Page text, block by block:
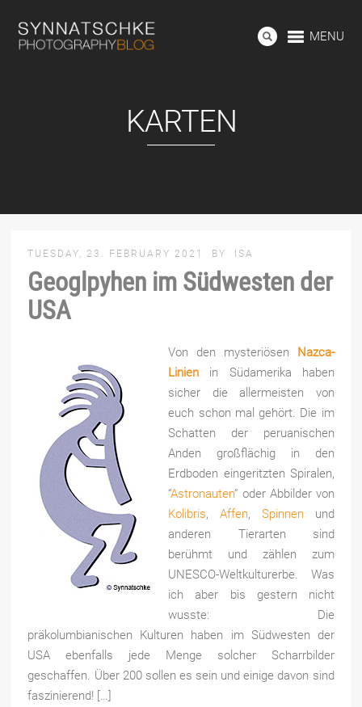
MENU
KARTEN
TUESDAY, 23. FEBRUARY 2021 BY ISA
Geoglpyhen im Südwesten der
USA
Von den mysteriösen Nazca-
Linien in Südamerika haben
sicher die allermeisten von
euch schon mal gehört. Die im
Schatten der peruanischen
Anden großflächig in den
Erdboden eingeritzten Spiralen,
“Astronauten” oder Abbilder von
Kolibris,Affen, Spinnenund
anderen Tierarten sind
berühmt und zählen zum
UNESCO-Weltkulturerbe. Was
ich aber bis gestern nicht
wusste: Die
präkolumbianischen Kulturen haben im Südwesten der
USA ebenfalls jede Menge solcher Scharrbilder
geschaffen. Über 200 sollen es sein und einige davon sind
faszinierend! […]